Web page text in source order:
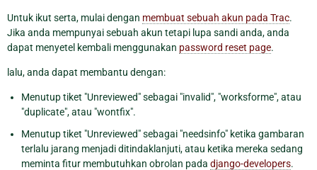
Untuk ikut serta, mulai dengan membuat sebuah akun pada Trac.
Jika anda mempunyai sebuah akun tetapi lupa sandi anda, anda
dapat menyetel kembali menggunakan password reset page.
lalu, anda dapat membantu dengan:
Menutup tiket "Unreviewed" sebagai "invalid", "worksforme", atau
"duplicate", atau "wontfix".
Menutup tiket "Unreviewed" sebagai "needsinfo" ketika gambaran
terlalu jarang menjadi ditindaklanjuti, atau ketika mereka sedang
meminta fitur membutuhkan obrolan pada django-developers.